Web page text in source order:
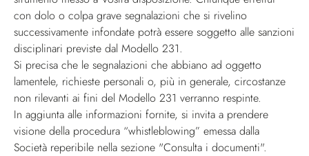
con dolo o colpa grave segnalazioni che si rivelino
successivamente infondate potrà essere soggetto alle sanzioni
disciplinari previste dal Modello 231.
Si precisa che le segnalazioni che abbiano ad oggetto
lamentele, richieste personali o, più in generale, circostanze
non rilevanti ai fini del Modello 231 verranno respinte.
In aggiunta alle informazioni fornite, si invita a prendere
visione della procedura “whistleblowing” emessa dalla
Società reperibile nella sezione "Consulta i documenti".